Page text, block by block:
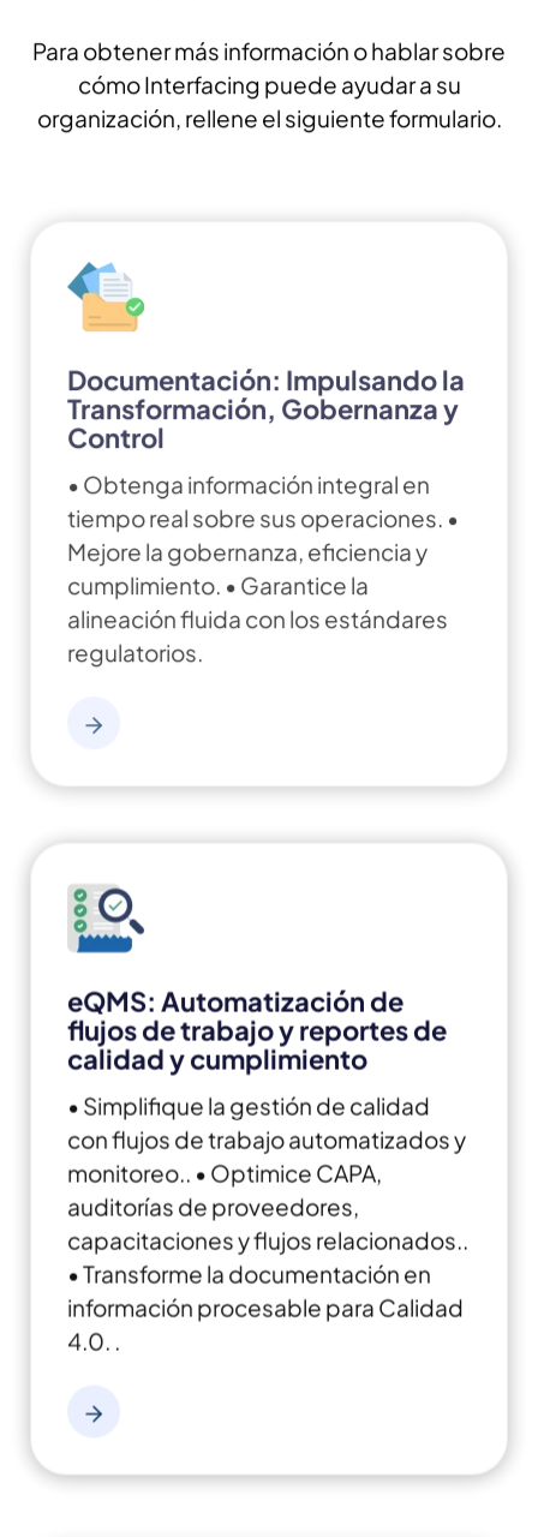
Para obtener más información o hablar sobre
cómo Interfacing puede ayudar a su
organización, rellene el siguiente formulario.
Documentación: Impulsando la
Transformación, Gobernanza y
Control
• Obtenga información integral en
tiempo real sobre sus operaciones. •
Mejore la gobernanza, eficiencia y
cumplimiento. • Garantice la
alineación fluida con los estándares
regulatorios.
eQMS: Automatización de
flujos de trabajo y reportes de
calidad y cumplimiento
• Simplifique la gestión de calidad
con flujos de trabajo automatizados y
monitoreo..
• Optimice CAPA,
auditorías de proveedores,
capacitaciones y flujos relacionados..
• Transforme la documentación en
información procesable para Calidad
4.0. .